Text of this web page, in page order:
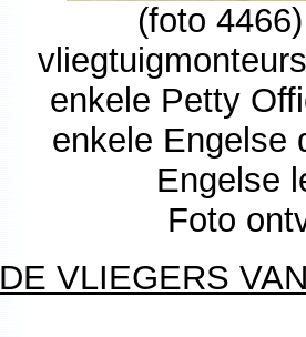
(foto
enkele Petty
enkele Engelse
Engelse
Foto
DE VLIEGERS